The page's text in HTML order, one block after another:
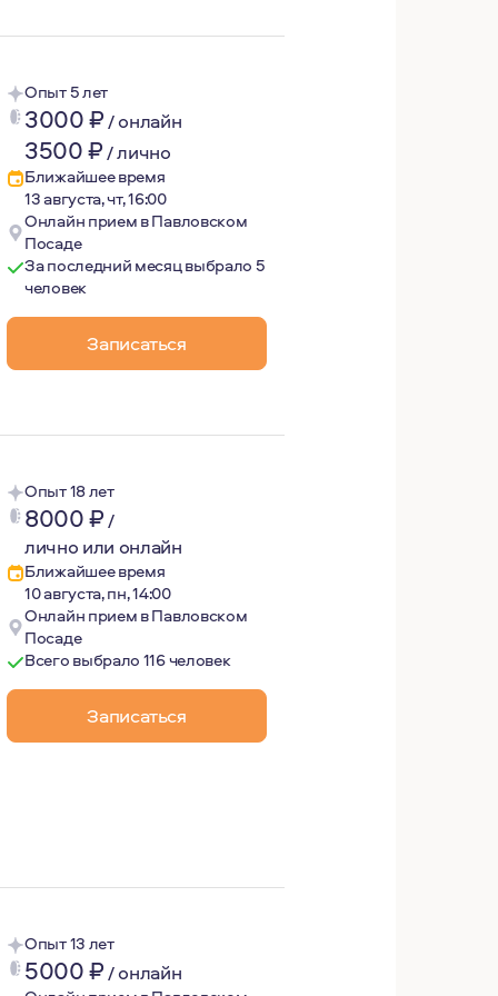
Опыт 5 лет
3000₽/онлайн
3500₽/лично
Ближайшее время
13 августа, чт, 16:00
Онлайн прием в Павловском
Посаде
За последний месяц выбрало 5
человек
Записаться
повышаю свою квалификацию.
достаточно отдыхать и проводить время с семьей и
Опыт 18 лет
8000₽/
лично или онлайн
Ближайшее время
10 августа, пн, 14:00
Онлайн прием в Павловском
Посаде
Всего выбрало 116 человек
Записаться
во многом сложились благодаря личному
в бизнесе людьми. Меня радует, что многие стали
Опыт 13 лет
5000₽/онлайн